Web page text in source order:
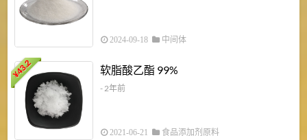
2024-09-18 中间体
¥
43.2 软脂酸乙酯 99%
- 2年前
2021-06-21 食品添加剂原料